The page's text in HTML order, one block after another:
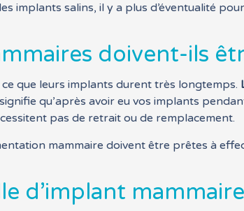
implants salins, il y a plus d’éventualité
doivent-ils
que leurs implants durent très longtemps.
qu’après avoir eu vos implants
pas de retrait ou de remplacement.
mammaire doivent être prêtes à
d’implant